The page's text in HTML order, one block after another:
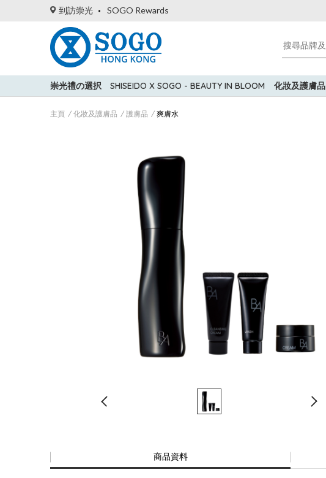
到訪崇光 SOGO Rewards
崇光禮の選択 SHISEIDO X SOGO - BEAUTY IN BLOOM 化妝及護膚品
主頁 化妝及護膚品 護膚品 爽膚水
商品資料